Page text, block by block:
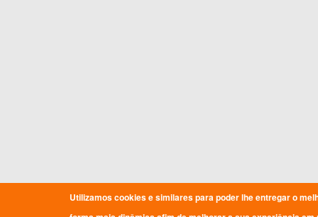
Utilizamos cookies e similares para poder lhe entregar o